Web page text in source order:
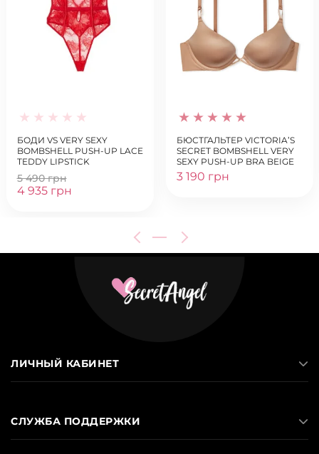
БОДИ VS VERY SEXY
BOMBSHELL PUSH-UP LACE
TEDDY LIPSTICK
5 490 грн
4 935 грн
БЮСТГАЛЬТЕР VICTORIA’S
SECRET BOMBSHELL VERY
SEXY PUSH-UP BRA BEIGE
3 190 грн
ЛИЧНЫЙ КАБИНЕТ
СЛУЖБА ПОДДЕРЖКИ